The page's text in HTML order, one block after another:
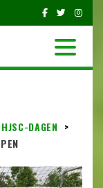
HJSC-DAGEN >